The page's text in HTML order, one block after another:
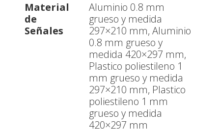
Material
de
Señales
Aluminio 0.8 mm
grueso y medida
297×210 mm, Aluminio
0.8 mm grueso y
medida 420×297 mm,
Plastico poliestileno 1
mm grueso y medida
297×210 mm, Plastico
poliestileno 1 mm
grueso y medida
420×297 mm